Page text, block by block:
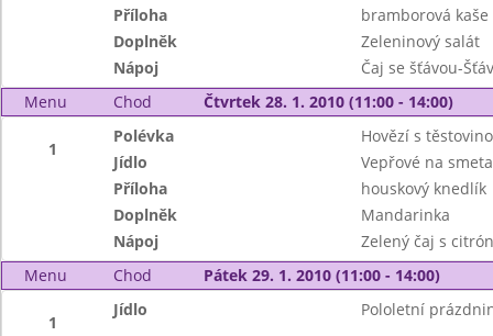
Příloha
bramborová kaše
Doplněk
Zeleninový salát
Nápoj
Čaj se šťávou-
Menu
Chod Čtvrtek 28. 1. 2010 (11:00 - 14:00)
1
Polévka
Hovězí s
Jídlo
Vepřové na
Příloha
houskový knedlík
Doplněk
Mandarinka
Nápoj
Zelený čaj s
Menu
Chod Pátek 29. 1. 2010 (11:00 - 14:00)
1
Jídlo Pololetní